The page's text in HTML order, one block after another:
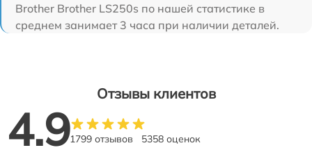
Brother Brother LS250s по нашей статистике в
среднем занимает 3 часа при наличии деталей.
Отзывы клиентов
4.91799 отзывов 5358 оценок